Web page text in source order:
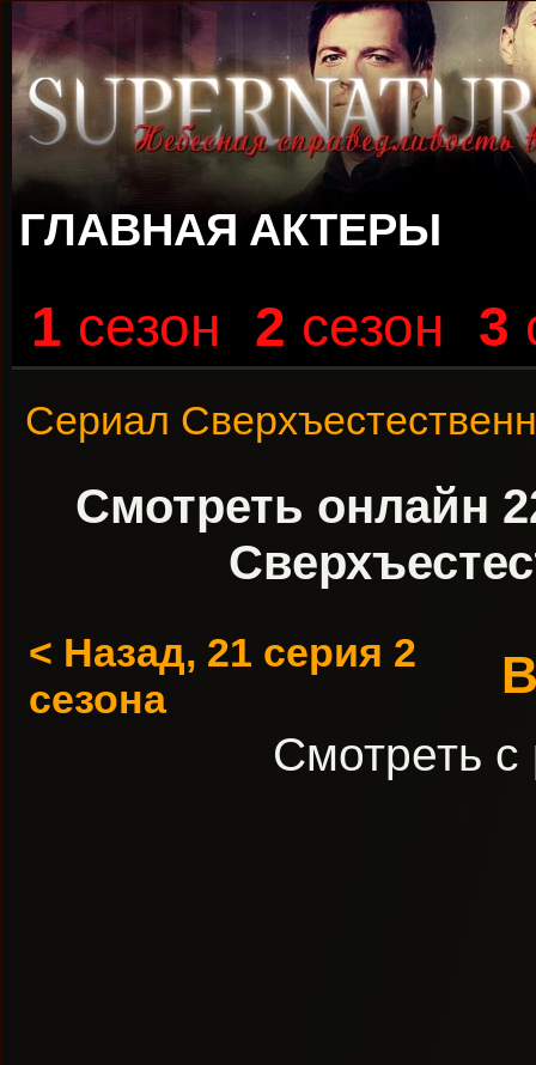
ГЛАВНАЯ АКТЕРЫ
1 сезон 2 сезон 3
Сериал
Смотреть онлайн
< Назад, 21 серия 2
сезона
Смотреть